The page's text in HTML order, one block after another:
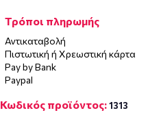
Τρόποι πληρωμής
Αντικαταβολή
Πιστωτική ή Χρεωστική κάρτα
Pay by Bank
Paypal
Κωδικός προϊόντος:1313